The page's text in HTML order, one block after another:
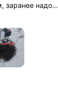
заранее надо…